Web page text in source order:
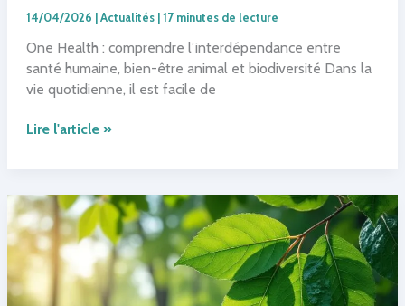
14/04/2026 |Actualités|17 minutes de lecture
One Health : comprendre l’interdépendance entre
santé humaine, bien-être animal et biodiversité Dans la
vie quotidienne, il est facile de
One
protéger
la
santé
humaine
en
valorisant
Lire l'article »